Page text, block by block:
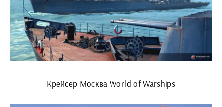
Крейсер Москва World of Warships